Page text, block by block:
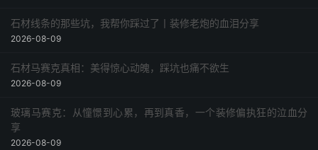
石材线条的那些坑，我帮你踩过了丨装修老炮的血泪分享
2026-08-09
石材马赛克真相：美得惊心动魄，踩坑也痛不欲生
2026-08-09
玻璃马赛克：从憧憬到心累，再到真香，一个装修偏执狂的泣血分
享
2026-08-09